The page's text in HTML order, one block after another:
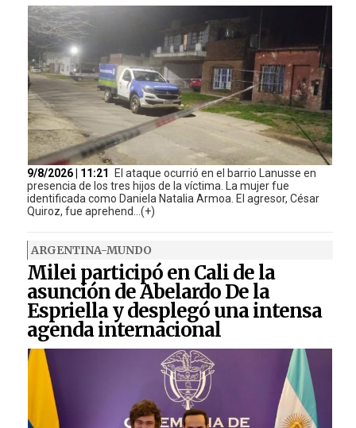
9/8/2026 | 11:21
El ataque ocurrió en el barrio Lanusse en
presencia de los tres hijos de la víctima. La mujer fue
identificada como Daniela Natalia Armoa. El agresor, César
Quiroz, fue aprehend...(+)
ARGENTINA-MUNDO
Milei participó en Cali de la
asunción de Abelardo De la
Espriella y desplegó una intensa
agenda internacional